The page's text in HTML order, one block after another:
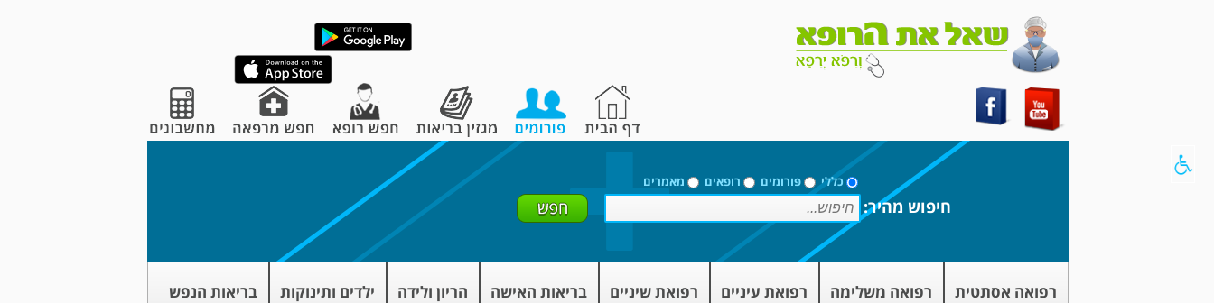
כללי פורומים רופאים מאמרים
חיפוש מהיר:
רפואה אסתטית רפואה משלימה רפואת עיניים רפואת שיניים בריאות האישה הריון ולידה ילדים ותינוקות בריאות הנפש